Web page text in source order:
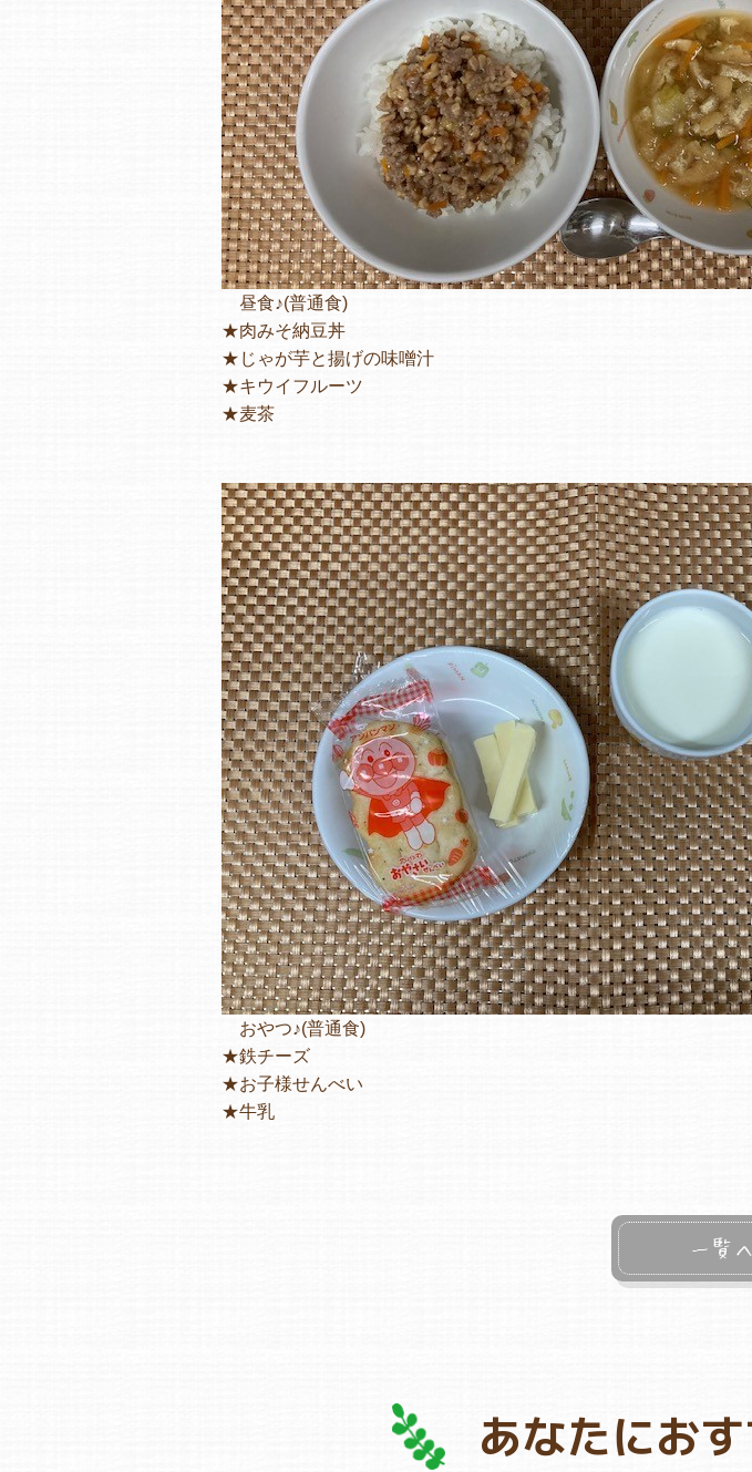
昼食♪(普通食)
★肉みそ納豆丼
★じゃが芋と揚げの味噌汁
★キウイフルーツ
★麦茶
おやつ♪(普通食)
★鉄チーズ
★お子様せんべい
★牛乳
一覧
あなたにお